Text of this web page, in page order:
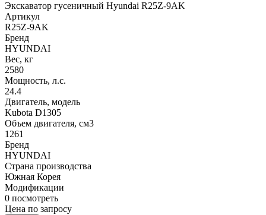
Экскаватор гусеничный Hyundai R25Z-9AK
Артикул
R25Z-9AK
Бренд
HYUNDAI
Вес, кг
2580
Мощность, л.с.
24.4
Двигатель, модель
Kubota D1305
Объем двигателя, см3
1261
Бренд
HYUNDAI
Страна производства
Южная Корея
Модификации
0 посмотреть
Цена по запросу